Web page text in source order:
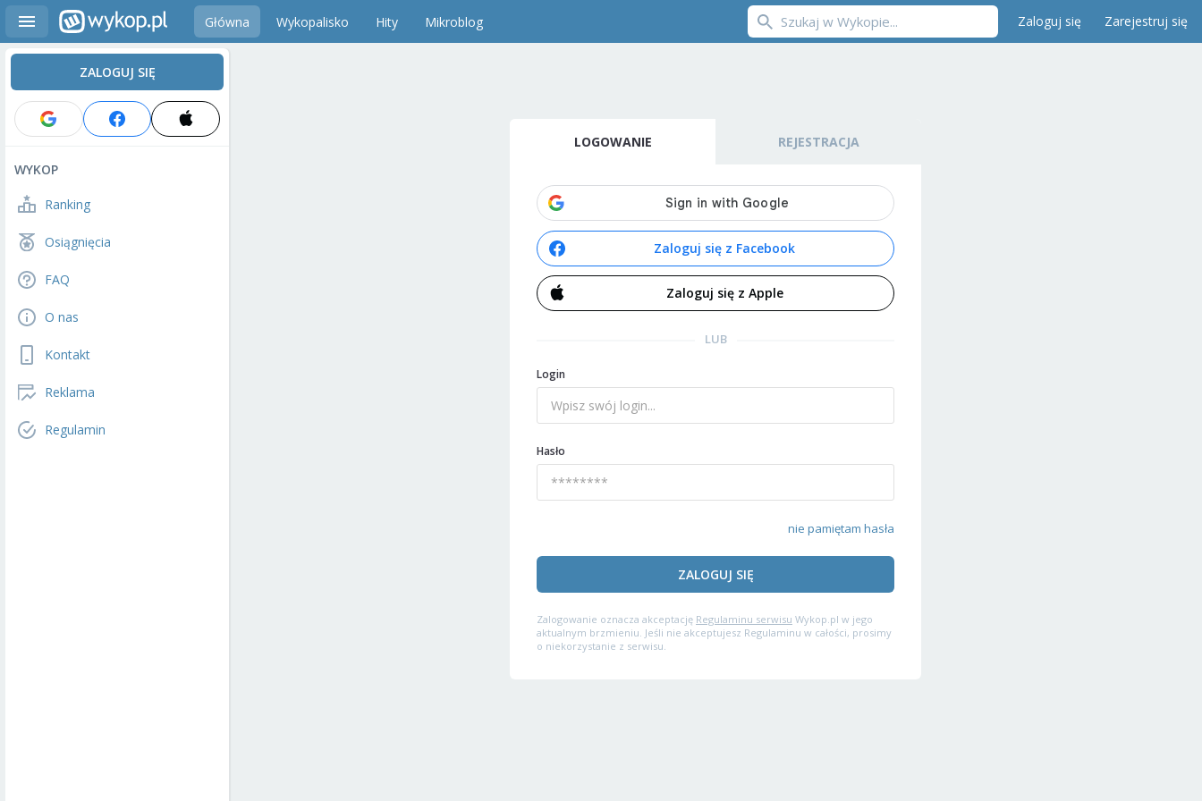
Główna Wykopalisko Hity Mikroblog Zaloguj się Zarejestruj się
ZALOGUJ SIĘ
WYKOP
Ranking
Osiągnięcia
FAQ
O nas
Kontakt
Reklama
Regulamin
LOGOWANIE REJESTRACJA
Zaloguj się z Facebook
Zaloguj się z Apple
LUB
Login
Hasło
nie pamiętam hasła
ZALOGUJ SIĘ
Zalogowanie oznacza akceptację Regulaminu serwisu Wykop.pl w jego
aktualnym brzmieniu. Jeśli nie akceptujesz Regulaminu w całości, prosimy
o niekorzystanie z serwisu.